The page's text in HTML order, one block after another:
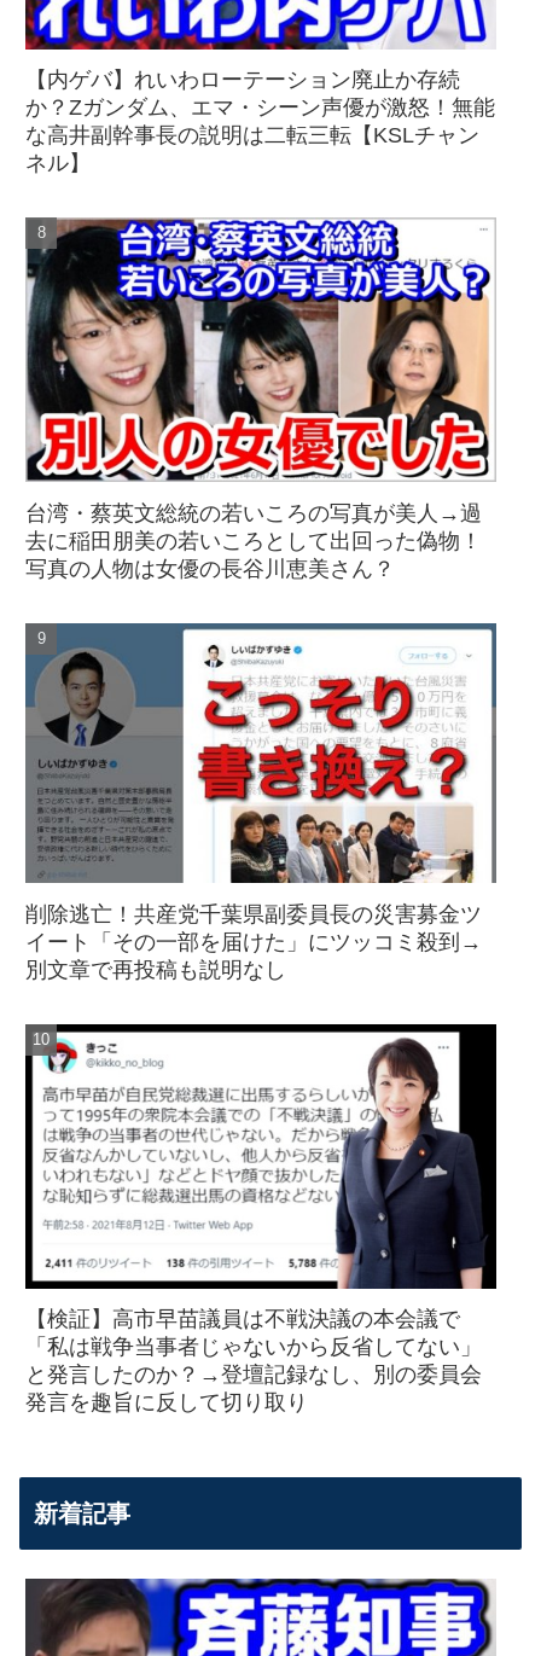
【内ゲバ】れいわローテーション廃止か存続
か？Zガンダム、エマ・シーン声優が激怒！無能
な高井副幹事長の説明は二転三転【KSLチャン
ネル】
台湾・蔡英文総統の若いころの写真が美人→過
去に稲田朋美の若いころとして出回った偽物！
写真の人物は女優の長谷川恵美さん？
削除逃亡！共産党千葉県副委員長の災害募金ツ
イート「その一部を届けた」にツッコミ殺到→
別文章で再投稿も説明なし
【検証】高市早苗議員は不戦決議の本会議で
「私は戦争当事者じゃないから反省してない」
と発言したのか？→登壇記録なし、別の委員会
発言を趣旨に反して切り取り
新着記事